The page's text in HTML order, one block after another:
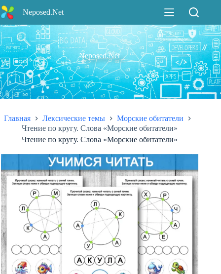
Перейти
к
сути
Neposed.Net
Neposed.Net
Главная Лексические темы
Морские обитатели
Чтение по кругу. Слова «Морские обитатели»
Чтение по кругу. Слова «Морские обитатели»